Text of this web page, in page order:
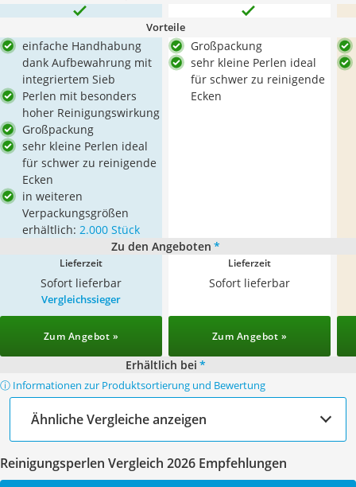
Vorteile
einfache Handhabung
dank Aufbewahrung mit
integriertem Sieb
Perlen mit besonders
hoher Reinigungswirkung
Großpackung
sehr kleine Perlen ideal
für schwer zu reinigende
Ecken
in weiteren
Verpackungsgrößen
erhältlich: 2.000 Stück
Großpackung
sehr kleine Perlen ideal
für schwer zu reinigende
Ecken
Zu den Angeboten *
Lieferzeit
Sofort lieferbar
Lieferzeit
Sofort lieferbar
Vergleichssieger
Zum Angebot » Zum Angebot »
Erhältlich bei *
ⓘ Informationen zur Produktsortierung und Bewertung
Ähnliche Vergleiche anzeigen
Reinigungsperlen Vergleich 2026 Empfehlungen